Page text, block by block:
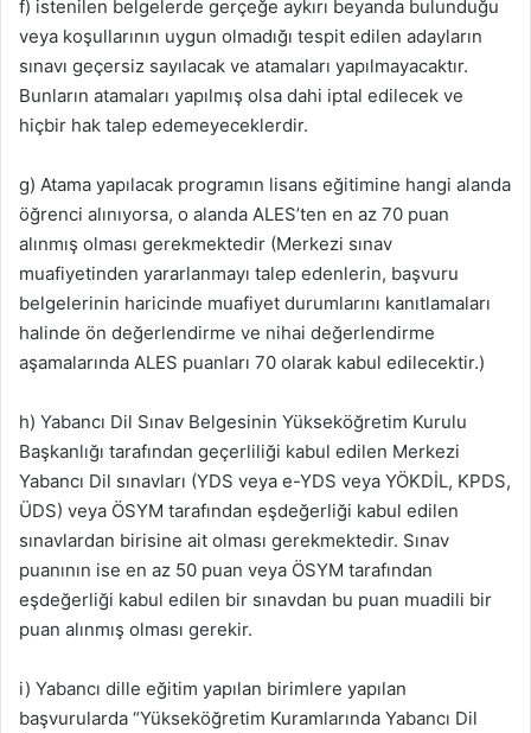
f) istenilen belgelerde gerçeğe aykırı beyanda bulunduğu
veya koşullarının uygun olmadığı tespit edilen adayların
sınavı geçersiz sayılacak ve atamaları yapılmayacaktır.
Bunların atamaları yapılmış olsa dahi iptal edilecek ve
hiçbir hak talep edemeyeceklerdir.
g) Atama yapılacak programın lisans eğitimine hangi alanda
öğrenci alınıyorsa, o alanda ALES’ten en az 70 puan
alınmış olması gerekmektedir (Merkezi sınav
muafiyetinden yararlanmayı talep edenlerin, başvuru
belgelerinin haricinde muafiyet durumlarını kanıtlamaları
halinde ön değerlendirme ve nihai değerlendirme
aşamalarında ALES puanları 70 olarak kabul edilecektir.)
h) Yabancı Dil Sınav Belgesinin Yükseköğretim Kurulu
Başkanlığı tarafından geçerliliği kabul edilen Merkezi
Yabancı Dil sınavları (YDS veya e-YDS veya YÖKDİL, KPDS,
ÜDS) veya ÖSYM tarafından eşdeğerliği kabul edilen
sınavlardan birisine ait olması gerekmektedir. Sınav
puanının ise en az 50 puan veya ÖSYM tarafından
eşdeğerliği kabul edilen bir sınavdan bu puan muadili bir
puan alınmış olması gerekir.
i) Yabancı dille eğitim yapılan birimlere yapılan
başvurularda “Yükseköğretim Kuramlarında Yabancı Dil